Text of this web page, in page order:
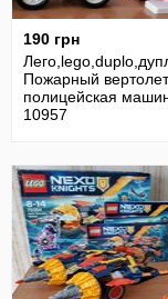
190 грн
Пожарный
полицейская
10957